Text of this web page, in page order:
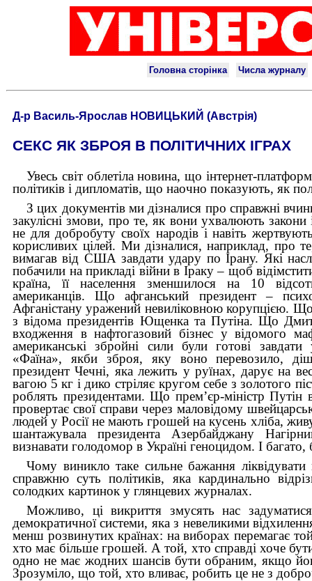
Д-р Василь-Ярослав НОВИЦЬКИЙ (Австрія)
СЕКС ЯК ЗБРОЯ В ПОЛІТИЧНИХ ІГРАХ
Увесь світ облетіла новина, що інтернет-
політиків і дипломатів, що наочно показують, як
З цих документів ми дізналися про справжні
закулісні змови, про те, як вони ухвалюють закони
не для добробуту своїх народів і навіть
корисливих цілей. Ми дізналися, наприклад, про
вимагав від США завдати удару по Ірану. Які
побачили на прикладі війни в Іраку – щоб
країна, її населення зменшилося на 10
американців. Що афганський президент –
Афганістану уражений невиліковною корупцією.
з відома президентів Ющенка та Путіна. Що
входження в нафтогазовий бізнес у відомого
американські збройні сили були готові
«Фаїна», якби зброя, яку воно перевозило,
президент Чечні, яка лежить у руїнах, дарує на
вагою 5 кг і дико стріляє кругом себе з золотого
роблять президентами. Що прем’єр-міністр Путін
провертає свої справи через маловідому
людей у Росії не мають грошей на кусень хліба,
шантажувала президента Азербайджану
визнавати голодомор в Україні геноцидом. І багато,
Чому виникло таке сильне бажання
справжню суть політиків, яка кардинально
солодких картинок у глянцевих журналах.
Можливо, ці викриття змусять нас
демократичної системи, яка з невеликими
менш розвинутих країнах: на виборах перемагає
хто має більше грошей. А той, хто справді хоче
одно не має жодних шансів бути обраним, якщо
Зрозуміло, що той, хто вливає, робить це не з